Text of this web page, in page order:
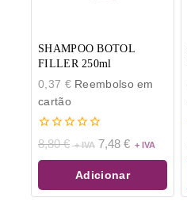
SHAMPOO BOTOL
FILLER 250ml
0,37 €Reembolso em
cartão
0
de
5
8,80€ 7,48 €
Adicionar